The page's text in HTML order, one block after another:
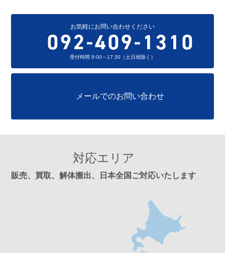
お気軽にお問い合わせください
092-409-1310
受付時間 9:00～17:30（土日祝除く）
メールでのお問い合わせ
対応エリア
販売、買取、解体搬出、日本全国ご対応いたします